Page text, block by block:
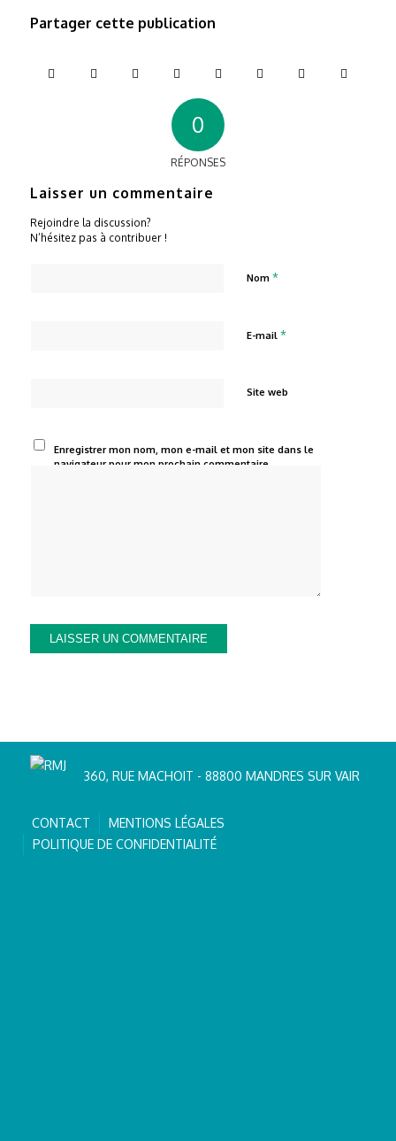
Partager cette publication
0
RÉPONSES
Laisser un commentaire
Rejoindre la discussion?
N’hésitez pas à contribuer !
Nom *
E-mail *
Site web
Enregistrer mon nom, mon e-mail et mon site dans le
navigateur pour mon prochain commentaire.
360, RUE MACHOIT - 88800 MANDRES SUR VAIR
CONTACT
MENTIONS LÉGALES
POLITIQUE DE CONFIDENTIALITÉ